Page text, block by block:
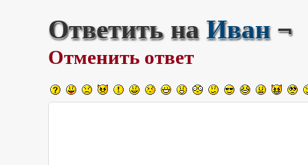
Ответить наИван¬
Отменить ответ